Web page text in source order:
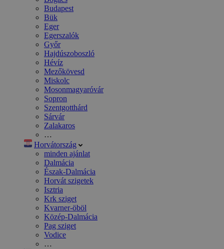
Budapest
Bük
Eger
Egerszalók
Győr
Hajdúszoboszló
Hévíz
Mezőkövesd
Miskolc
Mosonmagyaróvár
Sopron
Szentgotthárd
Sárvár
Zalakaros
…
Horvátország
minden ajánlat
Dalmácia
Észak-Dalmácia
Horvát szigetek
Isztria
Krk sziget
Kvarner-öböl
Közép-Dalmácia
Pag sziget
Vodice
…